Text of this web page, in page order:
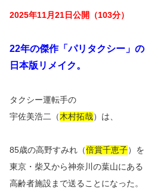
2025年11月21日公開（103分）
22年の傑作「パリタクシー」の
日本版リメイク。
タクシー運転手の
宇佐美浩二（木村拓哉）は、
85歳の高野すみれ（倍賞千恵子）を
東京・柴又から神奈川の葉山にある
高齢者施設まで送ることになった。